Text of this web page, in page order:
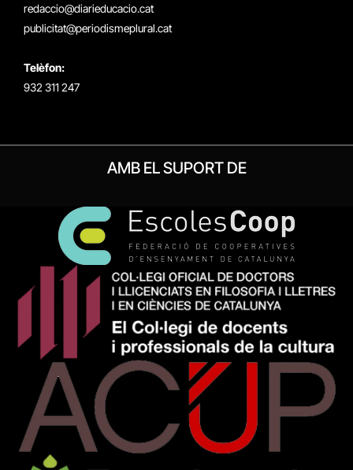
redaccio@diarieducacio.cat
publicitat@periodismeplural.cat
Telèfon:
932 311 247
AMB EL SUPORT DE